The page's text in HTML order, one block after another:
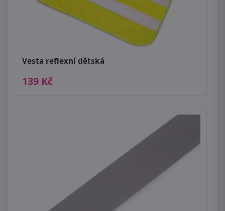
Vesta reflexní dětská
139 Kč